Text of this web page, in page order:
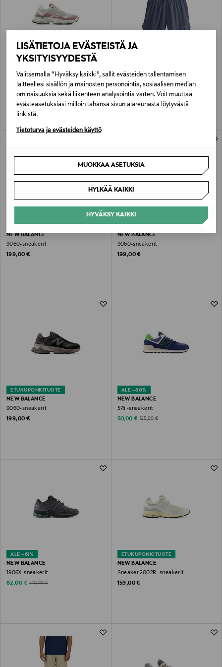
LISÄTIETOJA EVÄSTEISTÄ JA
YKSITYISYYDESTÄ
Valitsemalla “Hyväksy kaikki”, sallit evästeiden tallentamisen
laitteellesi sisällön ja mainosten personointia, sosiaalisen median
ominaisuuksia sekä liikenteen analysointia varten. Voit muuttaa
evästeasetuksiasi milloin tahansa sivun alareunasta löytyvästä
linkistä.
Tietoturva ja evästeiden käyttö
MUOKKAA ASETUKSIA
HYLKÄÄ KAIKKI
HYVÄKSY KAIKKI
ETUKUPONKITUOTE
NEW BALANCE
9060-sneakerit
200,00 €
NEW BALANCE
Discounted Price
25,90 €
NEW BALANCE
9060-sneakerit
Original Price
199,00 €
NEW BALANCE
9060-sneakerit
Original Price
199,00 €
ETUKUPONKITUOTE
NEW BALANCE
9060-sneakerit
Original Price
199,00 €
ALE –60%
NEW BALANCE
574 -sneakerit
Discounted Price
50,00 € Original Price
125,00 €
ALE –61%
NEW BALANCE
1906X-sneakerit
Discounted Price
82,00 € Original Price
210,00 €
ETUKUPONKITUOTE
NEW BALANCE
Sneaker 2002R -sneakerit
Original Price
159,00 €